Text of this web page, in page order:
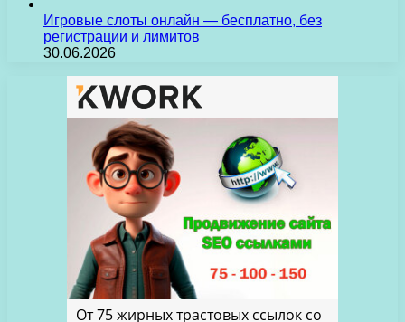
Игровые слоты онлайн — бесплатно, без
регистрации и лимитов
30.06.2026